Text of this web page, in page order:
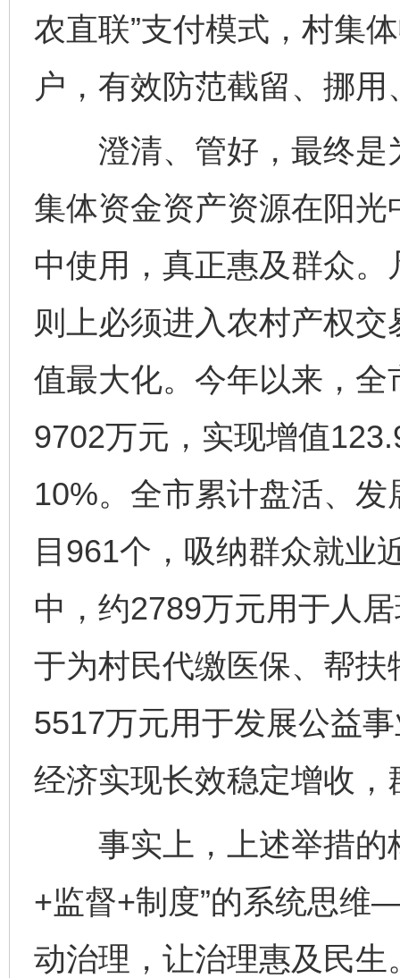
农直联”支付模式，村集
户，有效防范截留、挪
澄清、管好，最终是
集体资金资产资源在阳
中使用，真正惠及群众
则上必须进入农村产权
值最大化。今年以来，
9702万元，实现增值
10%。全市累计盘活、
目961个，吸纳群众就业
中，约2789万元用于人
于为村民代缴医保、帮
5517万元用于发展公益
经济实现长效稳定增收
事实上，上述举措的
+监督+制度”的系统思
动治理，让治理惠及民生